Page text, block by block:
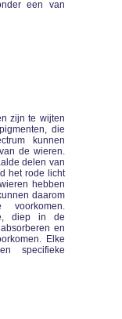
een van
zijn te wijten
die
kunnen
de wieren.
delen van
het rode licht
hebben
daarom
diep in de
en
Elke
specifieke